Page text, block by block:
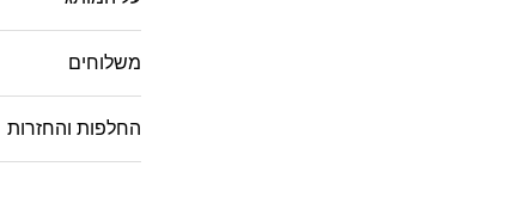
משלוחים
החלפות והחזרות